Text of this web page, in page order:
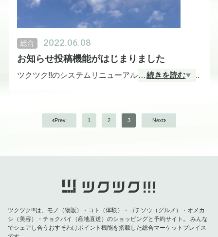
総合 2022.06.08
お知らせ投稿機能がはじまりました
ツクツク!!のシステムリニューアルにより、ホームペ
を発信してまいります。ぜひご覧ください！
…続きを読む
Prev 1 2 3 Next
ツクツク!!!は、モノ（物販）・コト（体験）・ゴチソウ（グルメ）・オメカ
シ（美容）・チョクバイ（産地直送）のショッピングと予約サイト。
みんな
でシェアし合うおすそわけポイント機能を搭載した総合マーケットプレイス